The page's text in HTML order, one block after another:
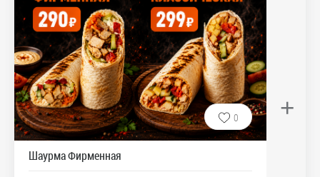
0
Шаурма Фирменная
+